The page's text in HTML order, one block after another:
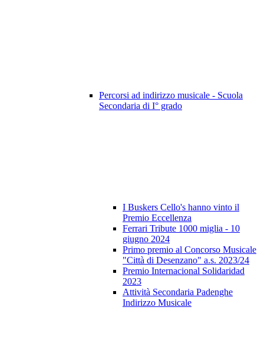
Percorsi ad indirizzo musicale - Scuola
Secondaria di I° grado
I Buskers Cello's hanno vinto il
Premio Eccellenza
Ferrari Tribute 1000 miglia - 10
giugno 2024
Primo premio al Concorso Musicale
"Città di Desenzano" a.s. 2023/24
Premio Internacional Solidaridad
2023
Attività Secondaria Padenghe
Indirizzo Musicale